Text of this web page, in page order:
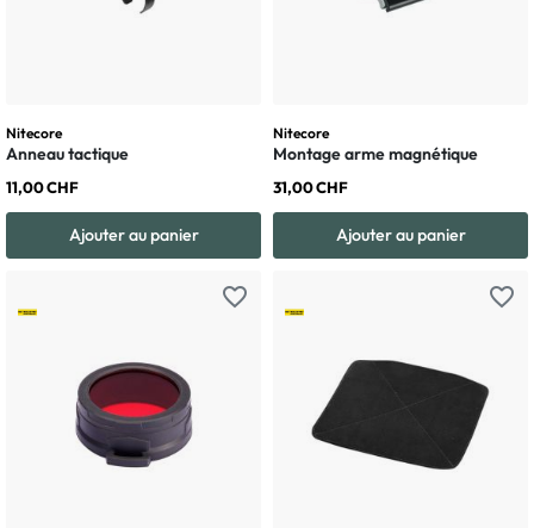
Nitecore
Anneau tactique
11,00 CHF
Ajouter au panier
Nitecore
Montage arme magnétique
31,00 CHF
Ajouter au panier
favorite_border favorite_border